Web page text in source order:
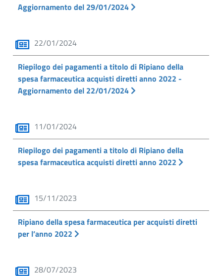
Aggiornamento del 29/01/2024
22/01/2024
Riepilogo dei pagamenti a titolo di Ripiano della
spesa farmaceutica acquisti diretti anno 2022 -
Aggiornamento del 22/01/2024
11/01/2024
Riepilogo dei pagamenti a titolo di Ripiano della
spesa farmaceutica acquisti diretti anno 2022
15/11/2023
Ripiano della spesa farmaceutica per acquisti diretti
per l’anno 2022
28/07/2023